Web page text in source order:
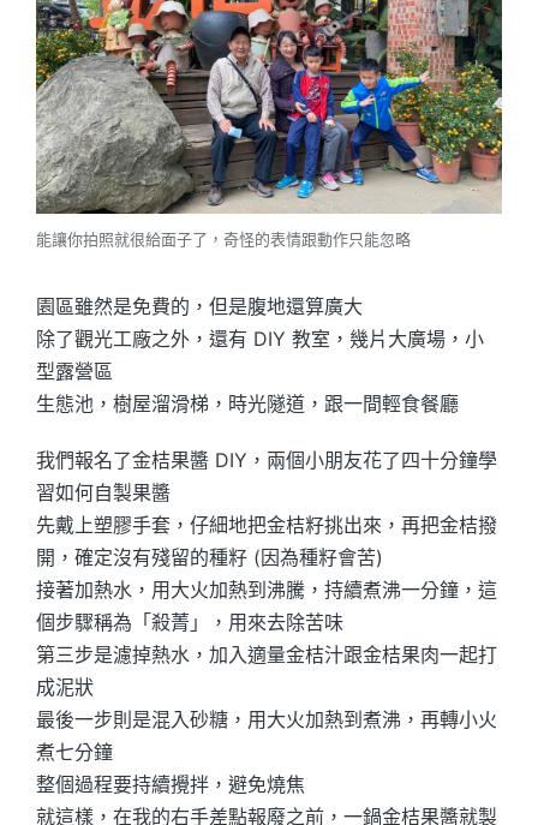
能讓你拍照就很給面子了，奇怪的表情跟動作只能忽略
園區雖然是免費的，但是腹地還算廣大
除了觀光工廠之外，還有 DIY 教室，幾片大廣場，小
型露營區
生態池，樹屋溜滑梯，時光隧道，跟一間輕食餐廳
我們報名了金桔果醬 DIY，兩個小朋友花了四十分鐘學
習如何自製果醬
先戴上塑膠手套，仔細地把金桔籽挑出來，再把金桔撥
開，確定沒有殘留的種籽 (因為種籽會苦)
接著加熱水，用大火加熱到沸騰，持續煮沸一分鐘，這
個步驟稱為「殺菁」，用來去除苦味
第三步是濾掉熱水，加入適量金桔汁跟金桔果肉一起打
成泥狀
最後一步則是混入砂糖，用大火加熱到煮沸，再轉小火
煮七分鐘
整個過程要持續攪拌，避免燒焦
就這樣，在我的右手差點報廢之前，一鍋金桔果醬就製